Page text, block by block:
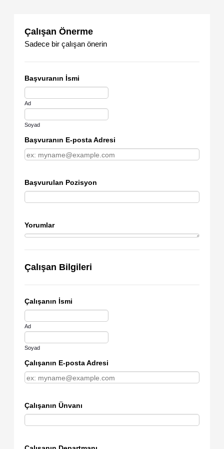
Çalışan Önerme
Sadece bir çalışan önerin
Başvuranın İsmi
Ad
Soyad
Başvuranın E-posta Adresi
Başvurulan Pozisyon
Yorumlar
Çalışan Bilgileri
Çalışanın İsmi
Ad
Soyad
Çalışanın E-posta Adresi
Çalışanın Ünvanı